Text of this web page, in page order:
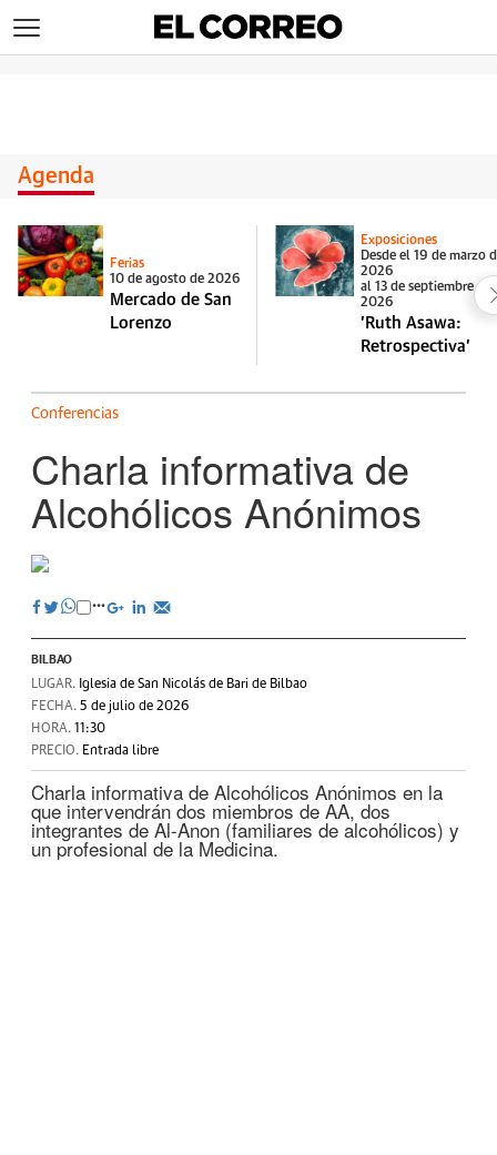
Agenda
Ferias
10 de agosto de 2026
Mercado de San
Lorenzo
Exposiciones
Desde el 19 de marzo
2026
al 13 de septiembre de
2026
'Ruth Asawa:
Retrospectiva'
Conferencias
Charla informativa de
Alcohólicos Anónimos
BILBAO
LUGAR. Iglesia de San Nicolás de Bari de Bilbao
FECHA. 5 de julio de 2026
HORA. 11:30
PRECIO. Entrada libre
Charla informativa de Alcohólicos Anónimos en la
que intervendrán dos miembros de AA, dos
integrantes de Al-Anon (familiares de alcohólicos) y
un profesional de la Medicina.